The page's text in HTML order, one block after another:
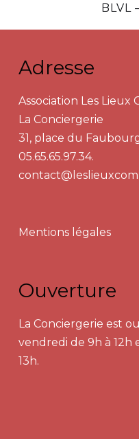
BLVL
Adresse
Association Les Lieux
La Conciergerie
31, place du
05.65.65.97.34.
Mentions légales
Ouverture
La Conciergerie est
vendredi de 9h à 12h
13h.